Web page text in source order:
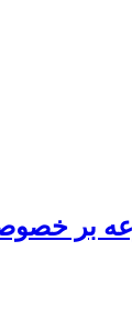
بر